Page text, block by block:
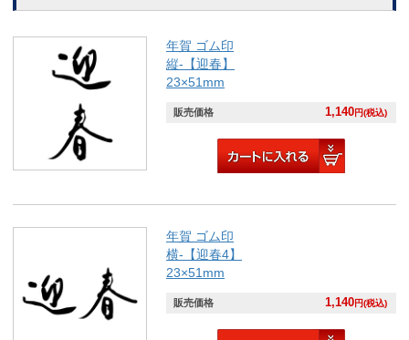
年賀 ゴム印
縦-【迎春】
23×51mm
販売価格 1,140円(税込)
年賀 ゴム印
横-【迎春4】
23×51mm
販売価格 1,140円(税込)